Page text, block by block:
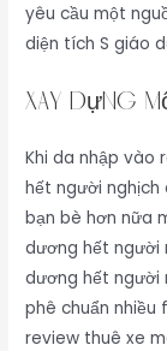
yêu cầu một
diện tích S giáo
Xây dựng
Khi da nhập vào
hết người
bạn bè hơn nữa
dương hết người
dương hết người
phê chuẩn nhiều
review thuê xe